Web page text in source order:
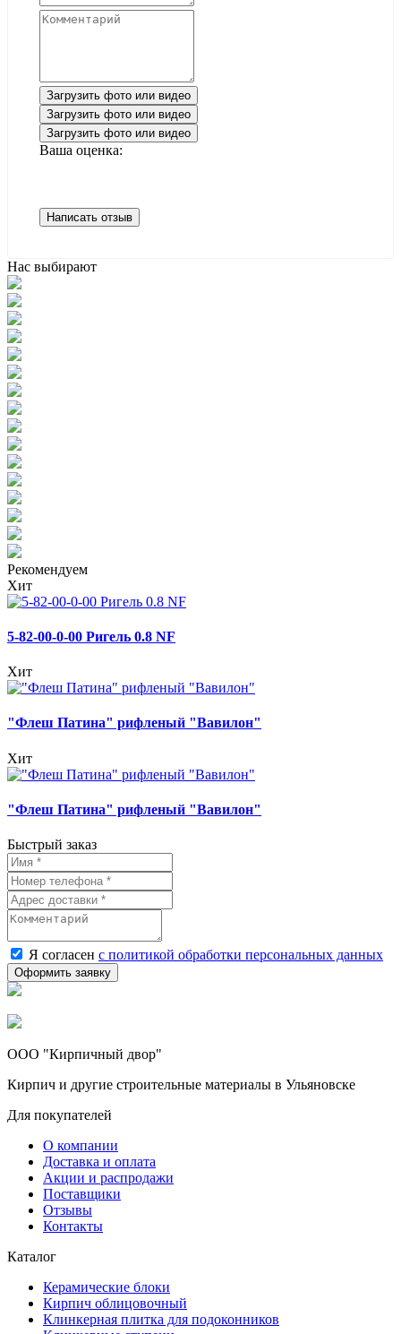
Загрузить фото или видео
Загрузить фото или видео
Загрузить фото или видео
Ваша оценка:
Написать отзыв
Нас выбирают
Рекомендуем
Хит
5-82-00-0-00 Ригель 0.8 NF
Хит
"Флеш Патина" рифленый "Вавилон"
Хит
"Флеш Патина" рифленый "Вавилон"
Быстрый заказ
Я согласен с политикой обработки персональных данных
ООО "Кирпичный двор"
Кирпич и другие строительные материалы в Ульяновске
Для покупателей
О компании
Доставка и оплата
Акции и распродажи
Поставщики
Отзывы
Контакты
Каталог
Керамические блоки
Кирпич облицовочный
Клинкерная плитка для подоконников